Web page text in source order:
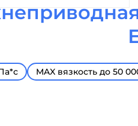
MAX вязкость до 50